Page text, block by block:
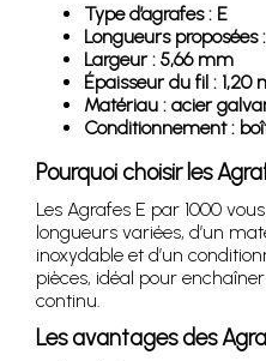
Type d’agrafes : E
Longueurs
Largeur : 5,66 mm
Épaisseur du fil : 1,20
Matériau : acier
Conditionnement :
Pourquoi choisir les
Les Agrafes E par 1000
longueurs variées, d’un
inoxydable et d’un
pièces, idéal pour
continu.
Les avantages des